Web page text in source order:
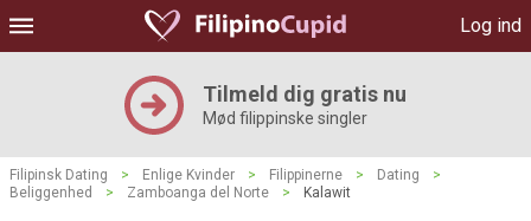
Log ind
Tilmeld dig gratis nu
Mød filippinske singler
Filipinsk Dating > Enlige Kvinder > Filippinerne > Dating
>
Beliggenhed
> Zamboanga del Norte > Kalawit